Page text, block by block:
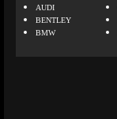
AUDI
BENTLEY
BMW